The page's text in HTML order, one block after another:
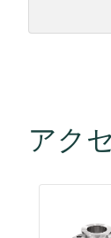
アク